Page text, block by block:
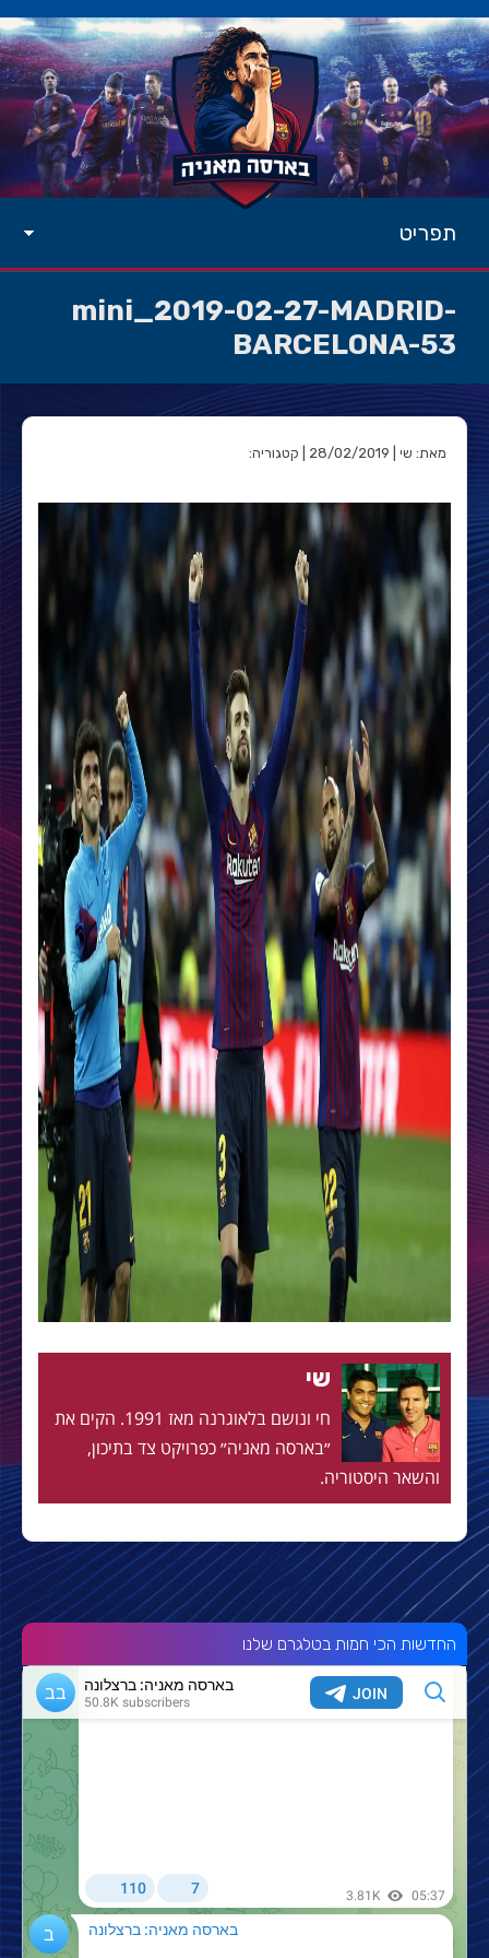
תפריט
mini_2019-02-27-MADRID-
BARCELONA-53
מאת: שי | 28/02/2019 | קטגוריה:
שי
חי ונושם בלאוגרנה מאז 1991. הקים את
״בארסה מאניה״ כפרויקט צד בתיכון,
והשאר היסטוריה.
החדשות הכי חמות בטלגרם שלנו